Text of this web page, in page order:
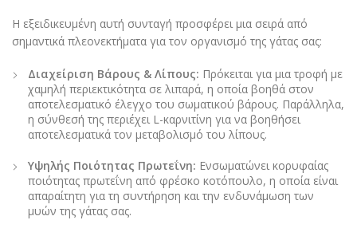
Η εξειδικευμένη αυτή συνταγή προσφέρει μια σειρά από
σημαντικά πλεονεκτήματα για τον οργανισμό της γάτας σας:
Διαχείριση Βάρους & Λίπους: Πρόκειται για μια τροφή με
χαμηλή περιεκτικότητα σε λιπαρά, η οποία βοηθά στον
αποτελεσματικό έλεγχο του σωματικού βάρους. Παράλληλα,
η σύνθεσή της περιέχει L-καρνιτίνη για να βοηθήσει
αποτελεσματικά τον μεταβολισμό του λίπους.
Υψηλής Ποιότητας Πρωτεΐνη: Ενσωματώνει κορυφαίας
ποιότητας πρωτεΐνη από φρέσκο κοτόπουλο, η οποία είναι
απαραίτητη για τη συντήρηση και την ενδυνάμωση των
μυών της γάτας σας.